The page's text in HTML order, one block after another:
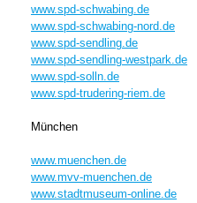
www.spd-schwabing.de
www.spd-schwabing-nord.de
www.spd-sendling.de
www.spd-sendling-westpark.de
www.spd-solln.de
www.spd-trudering-riem.de
München
www.muenchen.de
www.mvv-muenchen.de
www.stadtmuseum-online.de